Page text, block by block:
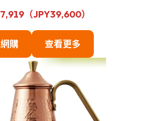
（JPY39,600）
購 查看更多